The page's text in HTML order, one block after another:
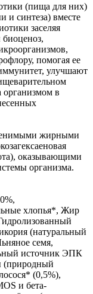
(пища для них)
и синтеза) вместе
заселяя
помогая ее
улучшают
организмом в
жирными
оказывающими
организма.
хлопья*, Жир
(натуральный
семя,
источник ЭПК
(природный
(0,5%),
и бета-